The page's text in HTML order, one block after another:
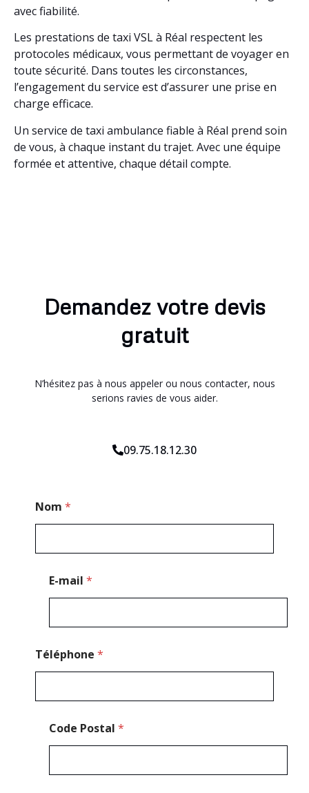
avec fiabilité.
Les prestations de taxi VSL à Réal respectent les
protocoles médicaux, vous permettant de voyager en
toute sécurité. Dans toutes les circonstances,
l’engagement du service est d’assurer une prise en
charge efficace.
Un service de taxi ambulance fiable à Réal prend soin
de vous, à chaque instant du trajet. Avec une équipe
formée et attentive, chaque détail compte.
Demandez votre devis
gratuit
N’hésitez pas à nous appeler ou nous contacter, nous
serions ravies de vous aider.
09.75.18.12.30
Nom *
e
M
E-mail *
Téléphone *
Code Postal *